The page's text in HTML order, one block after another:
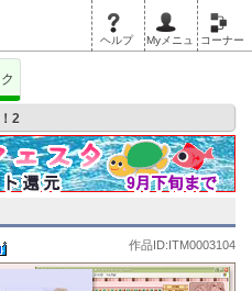
ヘルプ Myメニュ コーナー
2
作品ID:ITM0003104